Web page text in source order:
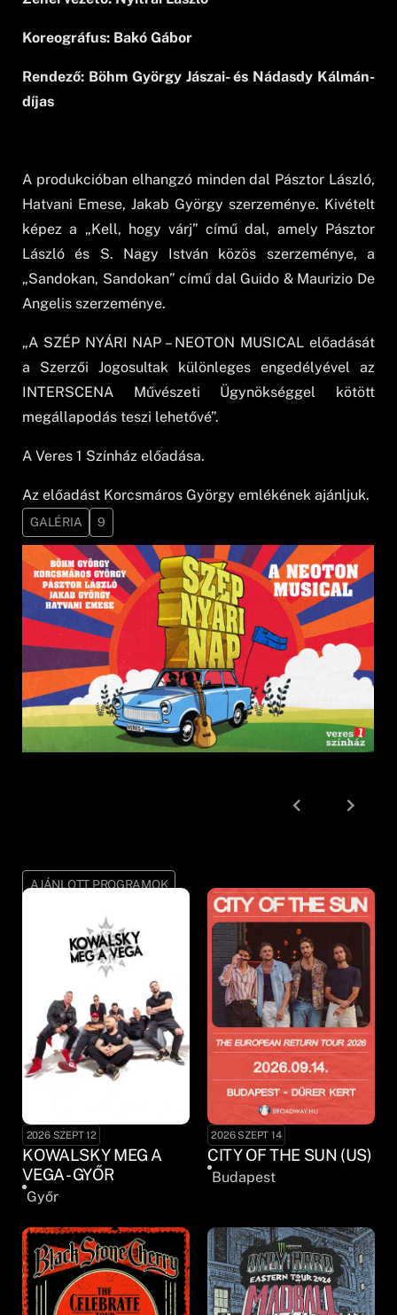
Koreográfus: Bakó Gábor
Rendező: Böhm György Jászai- és Nádasdy Kálmán-
díjas
A produkcióban elhangzó minden dal Pásztor László,
Hatvani Emese, Jakab György szerzeménye. Kivételt
képez a „Kell, hogy várj” című dal, amely Pásztor
László és S. Nagy István közös szerzeménye, a
„Sandokan, Sandokan” című dal Guido & Maurizio De
Angelis szerzeménye.
„A SZÉP NYÁRI NAP – NEOTON MUSICAL előadását
a Szerzői Jogosultak különleges engedélyével az
INTERSCENA Művészeti Ügynökséggel kötött
megállapodás teszi lehetővé”.
A Veres 1 Színház előadása.
Az előadást Korcsmáros György emlékének ajánljuk.
GALÉRIA 9
AJÁNLOTT PROGRAMOK
2026 SZEPT 12
KOWALSKY MEG A
VEGA - GYŐR
Győr
2026 SZEPT 14
CITY OF THE SUN (US)
Budapest